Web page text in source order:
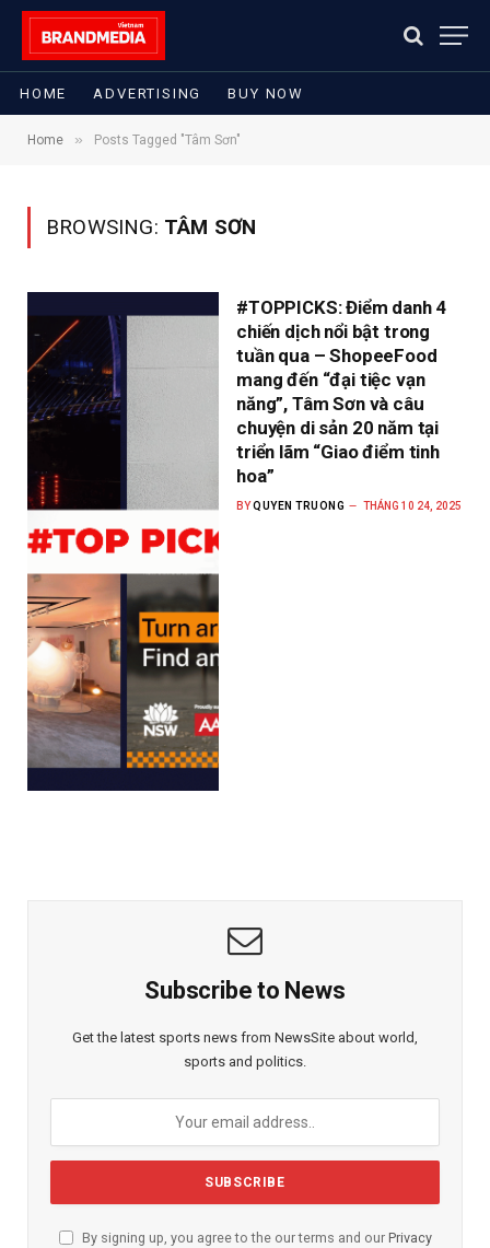
HOME ADVERTISING BUY NOW
Home » Posts Tagged "Tâm Sơn"
BROWSING: TÂM SƠN
#TOPPICKS: Điểm danh 4
chiến dịch nổi bật trong
tuần qua – ShopeeFood
mang đến “đại tiệc vạn
năng”, Tâm Sơn và câu
chuyện di sản 20 năm tại
triển lãm “Giao điểm tinh
hoa”
BYQUYEN TRUONG THÁNG 10 24, 2025
Subscribe to News
Get the latest sports news from NewsSite about world,
sports and politics.
By signing up, you agree to the our terms and our Privacy